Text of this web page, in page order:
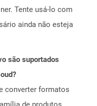
Tente usá-lo com
ainda não esteja
são suportados
converter formatos